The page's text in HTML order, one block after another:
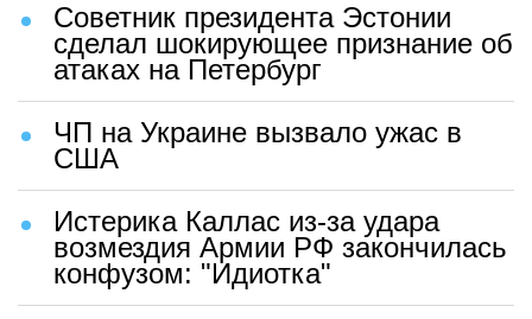
Советник президента Эстонии
сделал шокирующее признание об
атаках на Петербург
ЧП на Украине вызвало ужас в
США
Истерика Каллас из-за удара
возмездия Армии РФ закончилась
конфузом: "Идиотка"